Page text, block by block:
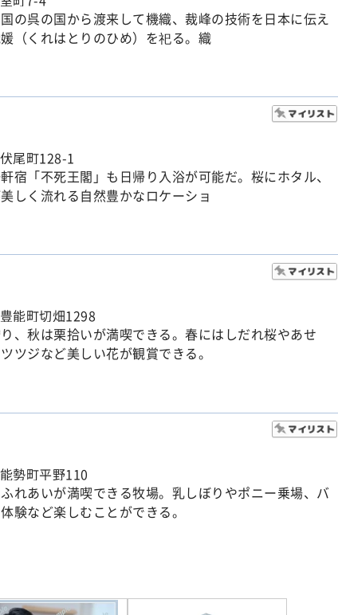
の呉の国から渡来して機織、裁峰の技術を日本に伝え
（くれはとりのひめ）を祀る。織
尾町128-1
宿「不死王閣」も日帰り入浴が可能だ。桜にホタル、
しく流れる自然豊かなロケーショ
能町切畑1298
、秋は栗拾いが満喫できる。春にはしだれ桜やあせ
ツジなど美しい花が観賞できる。
勢町平野110
れあいが満喫できる牧場。乳しぼりやポニー乗場、バ
験など楽しむことができる。